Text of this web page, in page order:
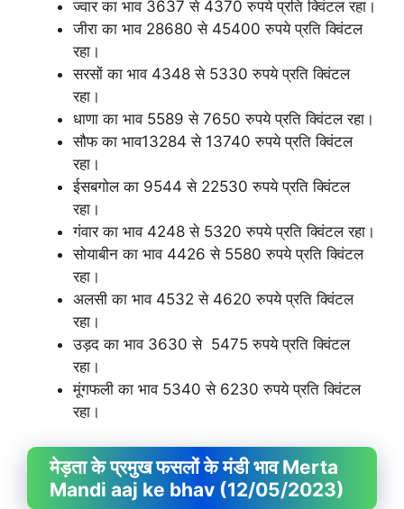
ज्वार का भाव 3637 से 4370 रुपये प्रति क्विंटल रहा।
जीरा का भाव 28680 से 45400 रुपये प्रति क्विंटल
रहा।
सरसों का भाव 4348 से 5330 रुपये प्रति क्विंटल
रहा।
धाणा का भाव 5589 से 7650 रुपये प्रति क्विंटल रहा।
सौफ का भाव13284 से 13740 रुपये प्रति क्विंटल
रहा।
ईसबगोल का 9544 से 22530 रुपये प्रति क्विंटल
रहा।
गंवार का भाव 4248 से 5320 रुपये प्रति क्विंटल रहा।
सोयाबीन का भाव 4426 से 5580 रुपये प्रति क्विंटल
रहा।
अलसी का भाव 4532 से 4620 रुपये प्रति क्विंटल
रहा।
उड़द का भाव 3630 से 5475 रुपये प्रति क्विंटल
रहा।
मूंगफली का भाव 5340 से 6230 रुपये प्रति क्विंटल
रहा।
मेड़ता के प्रमुख फसलों के मंडी भाव Merta
Mandi aaj ke bhav (12/05/2023)